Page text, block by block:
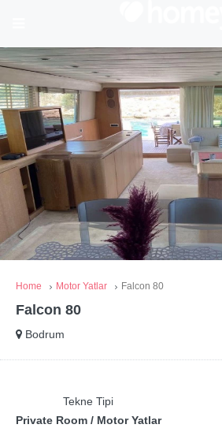
Home Motor Yatlar Falcon 80
Falcon 80
Bodrum
Tekne Tipi
Private Room / Motor Yatlar